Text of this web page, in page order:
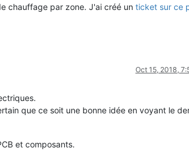
chauffage par zone. J'ai créé un ticket sur ce
Oct 15, 2018,
que ce soit une bonne idée en voyant le
et composants.